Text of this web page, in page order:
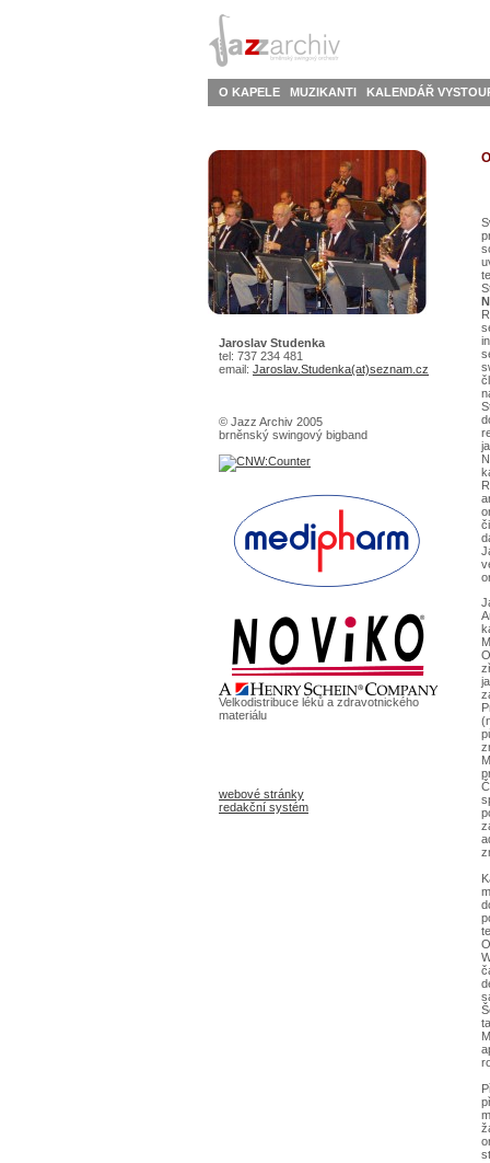
O KAPELE MUZIKANTI KALENDÁŘ
Jaroslav Studenka
tel: 737 234 481
email: Jaroslav.Studenka(at)seznam.cz
© Jazz Archiv 2005
brněnský swingový bigband
Velkodistribuce léků a zdravotnického
materiálu
webové stránky
redakční systém